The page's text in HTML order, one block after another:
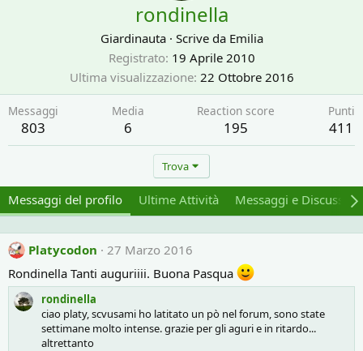
rondinella
Giardinauta · Scrive da Emilia
Registrato 19 Aprile 2010
Ultima visualizzazione 22 Ottobre 2016
Messaggi
803
Media
6
Reaction score
195
Punti
411
Trova
Messaggi del profilo Ultime Attività Messaggi e
Platycodon
27 Marzo 2016
Rondinella Tanti auguriiii. Buona Pasqua
rondinella
ciao platy, scvusami ho latitato un pò nel forum, sono state
settimane molto intense. grazie per gli aguri e in ritardo...
altrettanto